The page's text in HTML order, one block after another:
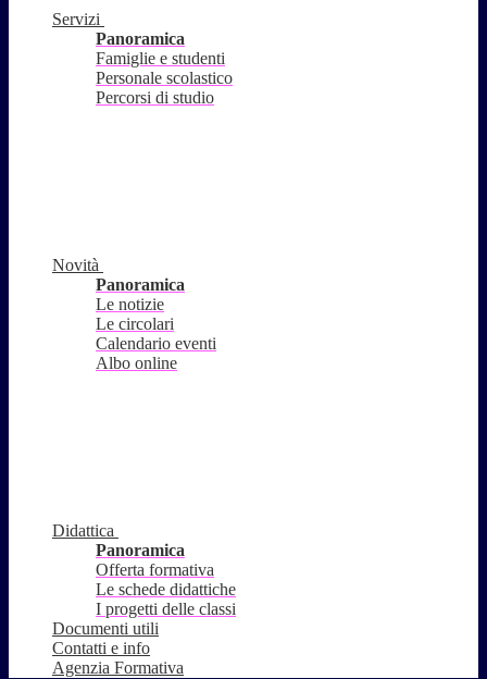
Servizi
Panoramica
Famiglie e studenti
Personale scolastico
Percorsi di studio
Novità
Panoramica
Le notizie
Le circolari
Calendario eventi
Albo online
Didattica
Panoramica
Offerta formativa
Le schede didattiche
I progetti delle classi
Documenti utili
Contatti e info
Agenzia Formativa